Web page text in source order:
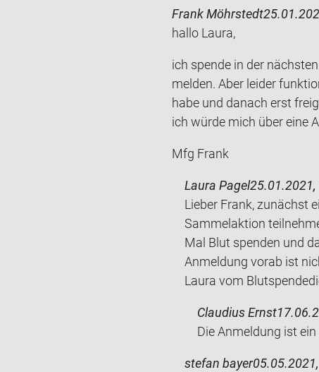
Frank Möhrstedt
hallo Laura,
ich spen­de in der
mel­den. Aber lei­der
habe und da­nach erst
ich würde mich über eine
Mfg Frank
Laura Pagel25.01.2021,
Lieber Frank, zunächst
Sammelaktion
Mal Blut spenden und
Anmeldung vorab ist
Laura vom
Claudius Ernst
Die An­mel­dung ist ein
stefan bayer